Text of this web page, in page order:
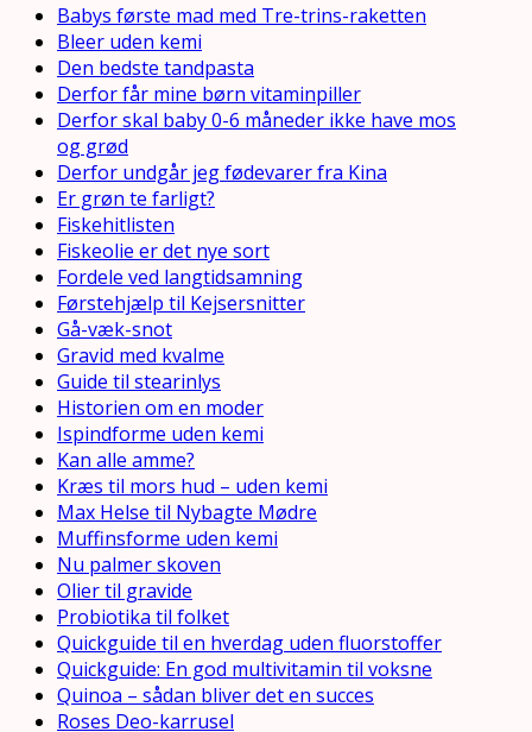
Babys første mad med Tre-trins-raketten
Bleer uden kemi
Den bedste tandpasta
Derfor får mine børn vitaminpiller
Derfor skal baby 0-6 måneder ikke have mos
og grød
Derfor undgår jeg fødevarer fra Kina
Er grøn te farligt?
Fiskehitlisten
Fiskeolie er det nye sort
Fordele ved langtidsamning
Førstehjælp til Kejsersnitter
Gå-væk-snot
Gravid med kvalme
Guide til stearinlys
Historien om en moder
Ispindforme uden kemi
Kan alle amme?
Kræs til mors hud – uden kemi
Max Helse til Nybagte Mødre
Muffinsforme uden kemi
Nu palmer skoven
Olier til gravide
Probiotika til folket
Quickguide til en hverdag uden fluorstoffer
Quickguide: En god multivitamin til voksne
Quinoa – sådan bliver det en succes
Roses Deo-karrusel